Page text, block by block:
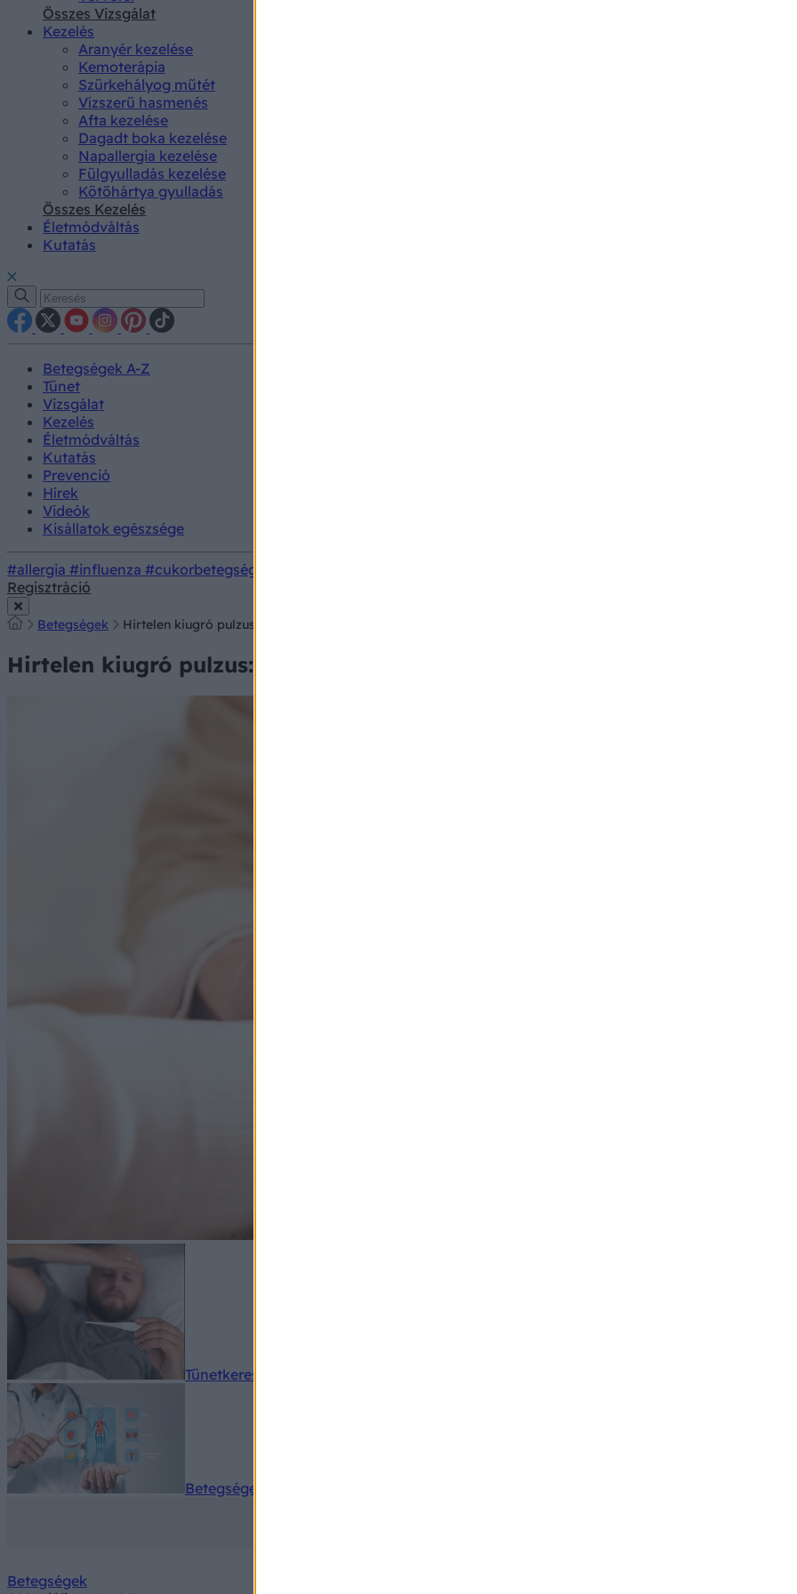
Összes Vizsgálat
Kezelés
Aranyér kezelése
Kemoterápia
Szürkehályog műtét
Vízszerű hasmenés
Afta kezelése
Dagadt boka kezelése
Napallergia kezelése
Fülgyulladás kezelése
Kötőhártya gyulladás
Összes Kezelés
Életmódváltás
Kutatás
Betegségek A-Z
Tünet
Vizsgálat
Kezelés
Életmódváltás
Kutatás
Prevenció
Hírek
Videók
Kisállatok egészsége
#allergia #influenza #cukorbetegség
Regisztráció
Betegségek Hirtelen kiugró pulzus: kardiológus mondja el mitől lehet magas a pulzusszám
Hirtelen kiugró pulzus: kardiológus mondja el mitől lehet magas a
Tünetkereső
Betegségek A-Z
Betegségek